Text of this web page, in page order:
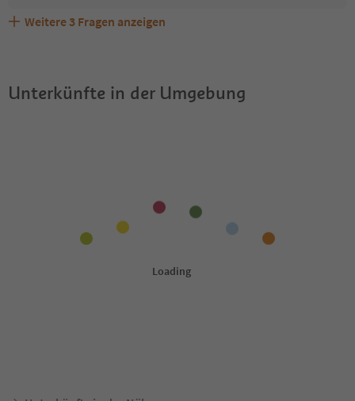
Sind Haustiere in der Unterkunft Artist House erlaubt?
Welche Services bietet Artist House?
Erhalten die Gäste von Artist House einen Südtirol
Weitere 3 Fragen anzeigen
Unterkünfte in der Umgebung